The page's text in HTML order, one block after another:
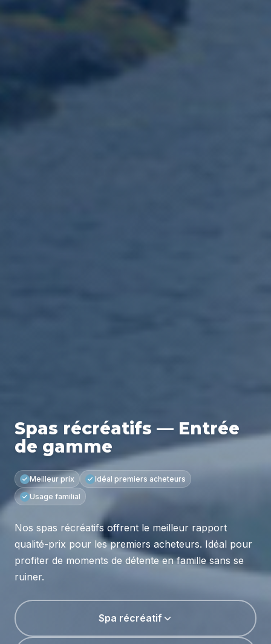
Spas récréatifs — Entrée
de gamme
Meilleur prix
Idéal premiers acheteurs
Usage familial
Nos spas récréatifs offrent le meilleur rapport
qualité-prix pour les premiers acheteurs. Idéal pour
profiter de moments de détente en famille sans se
ruiner.
Spa récréatif